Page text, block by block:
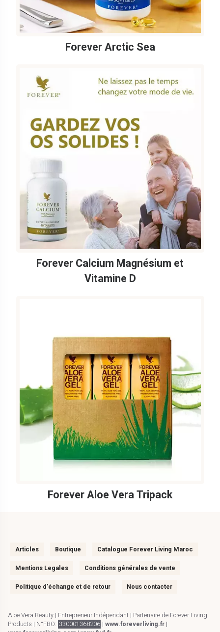
Forever Arctic Sea
Forever Calcium Magnésium et
Vitamine D
Forever Aloe Vera Tripack
Articles Boutique Catalogue Forever Living Maroc
Mentions Legales Conditions générales de vente
Politique d’échange et de retour Nous contacter
Aloe Vera Beauty | Entrepreneur Indépendant | Partenaire de Forever Living
Products | N°FBO: 330001368206 | www.foreverliving.fr|